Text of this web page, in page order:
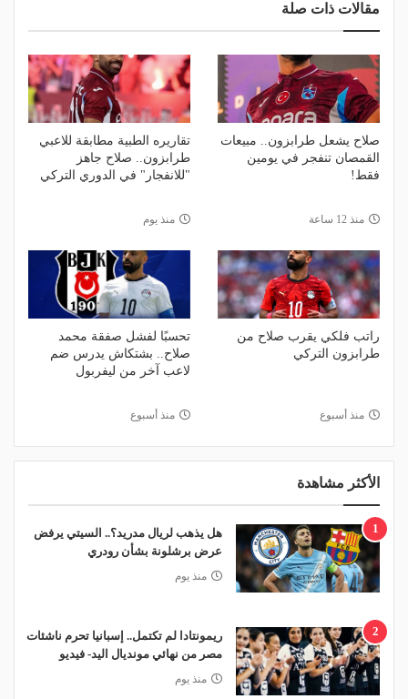
مقالات ذات صلة
صلاح يشعل طرابزون.. مبيعات
القمصان تنفجر في يومين
فقط!
منذ 12 ساعة
تقاريره الطبية مطابقة للاعبي
طرابزون.. صلاح جاهز
"للانفجار" في الدوري التركي
منذ يوم
راتب فلكي يقرب صلاح من
طرابزون التركي
منذ أسبوع
تحسبًا لفشل صفقة محمد
صلاح.. بشتكاش يدرس ضم
لاعب آخر من ليفربول
منذ أسبوع
الأكثر مشاهدة
1
هل يذهب لريال مدريد؟.. السيتي يرفض
عرض برشلونة بشأن رودري
منذ يوم
2
ريمونتادا لم تكتمل.. إسبانيا تحرم ناشئات
مصر من نهائي مونديال اليد- فيديو
منذ يوم